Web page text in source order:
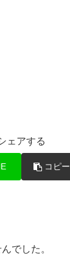
ェアする
コピー
でした。